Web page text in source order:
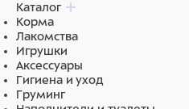
Каталог
Корма
Лакомства
Игрушки
Аксессуары
Гигиена и уход
Груминг